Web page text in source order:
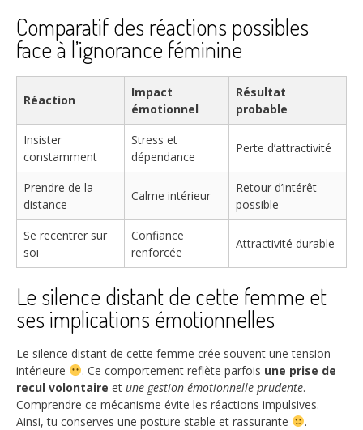
Comparatif des réactions possibles
face à l’ignorance féminine
Réaction
Impact
émotionnel
Résultat
probable
Insister
constamment
Stress et
dépendance
Perte d’attractivité
Prendre de la
distance
Calme intérieur
Retour d’intérêt
possible
Se recentrer sur
soi
Confiance
renforcée
Attractivité durable
Le silence distant de cette femme et
ses implications émotionnelles
Le silence distant de cette femme crée souvent une tension
intérieure
. Ce comportement reflète parfois une prise de
recul volontaire et une gestion émotionnelle prudente.
Comprendre ce mécanisme évite les réactions impulsives.
Ainsi, tu conserves une posture stable et rassurante
.